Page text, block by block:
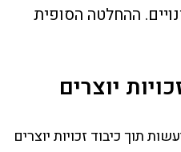
ההחלטה הסופית
יוצרים
תוך כיבוד זכויות יוצרים